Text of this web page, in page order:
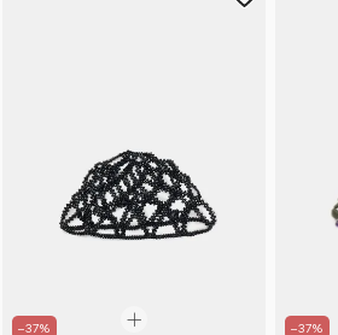
–37% –37%